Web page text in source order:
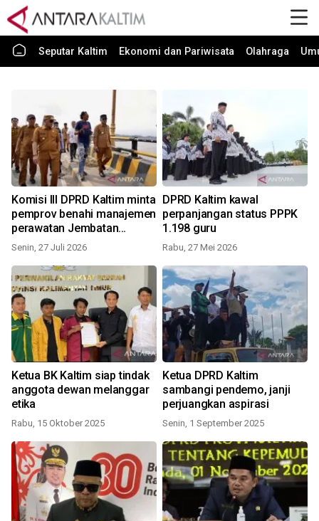
Seputar Kaltim Ekonomi dan Pariwisata Olahraga
Komisi III DPRD Kaltim minta
pemprov benahi manajemen
perawatan Jembatan
Mahulu
Senin, 27 Juli 2026
DPRD Kaltim kawal
perpanjangan status PPPK
1.198 guru
Rabu, 27 Mei 2026
Ketua BK Kaltim siap tindak
anggota dewan melanggar
etika
Rabu, 15 Oktober 2025
Ketua DPRD Kaltim
sambangi pendemo, janji
perjuangkan aspirasi
Senin, 1 September 2025